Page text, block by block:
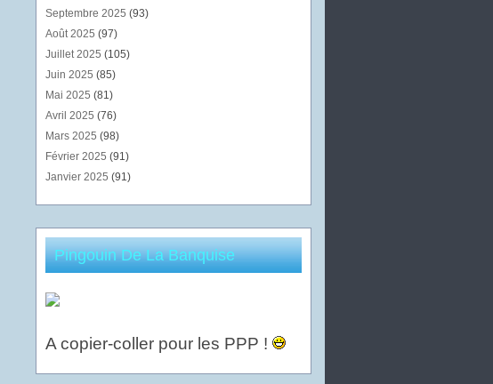
Septembre 2025 (93)
Août 2025 (97)
Juillet 2025 (105)
Juin 2025 (85)
Mai 2025 (81)
Avril 2025 (76)
Mars 2025 (98)
Février 2025 (91)
Janvier 2025 (91)
Pingouin De La Banquise
A copier-coller pour les PPP !